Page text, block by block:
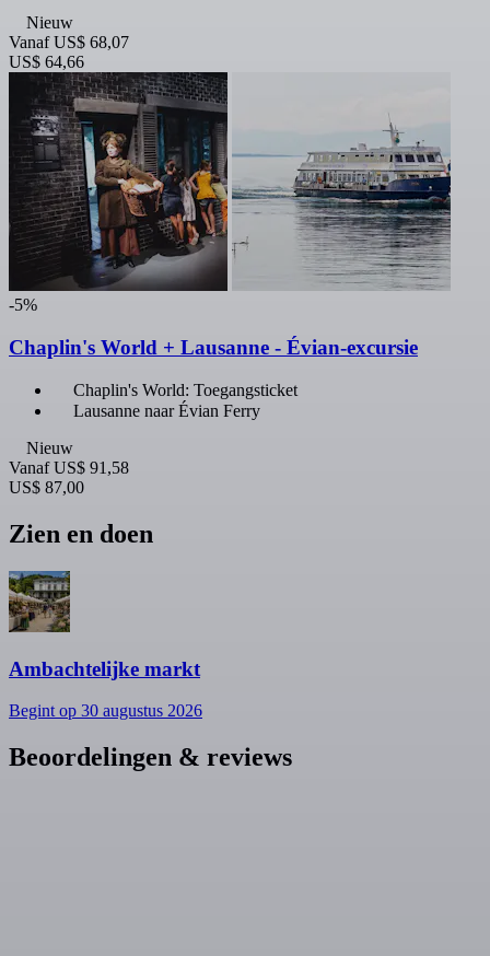
Nieuw
Vanaf US$ 68,07
US$ 64,66
-5%
Chaplin's World + Lausanne - Évian-excursie
Chaplin's World: Toegangsticket
Lausanne naar Évian Ferry
Nieuw
Vanaf US$ 91,58
US$ 87,00
Zien en doen
Ambachtelijke markt
Begint op 30 augustus 2026
Beoordelingen & reviews